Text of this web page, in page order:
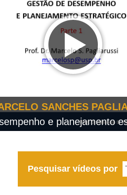
SANCHES
e planejamento
Pesquisar vídeos por